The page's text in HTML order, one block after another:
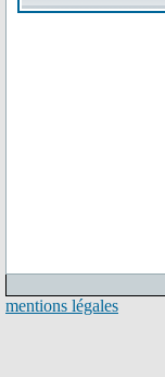
mentions légales